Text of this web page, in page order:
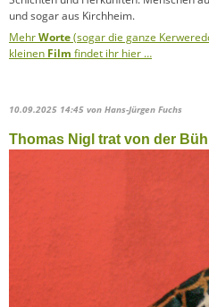
und sogar aus Kirchheim.
MehrWorte(sogar die ganze
kleinen Film findet ihr hier …
10.09.2025 14:45 von Hans-Jürgen Fuchs
Thomas Nigl trat von der